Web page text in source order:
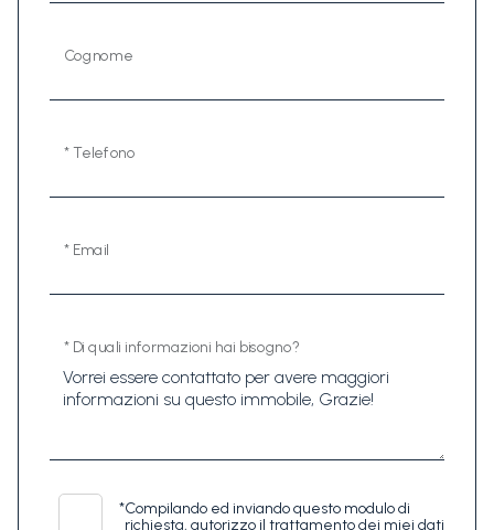
Cognome
* Telefono
* Email
* Di quali informazioni hai bisogno?
*Compilando ed inviando questo modulo di
richiesta, autorizzo il trattamento dei miei dati